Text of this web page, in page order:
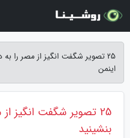
25 تصویر شگفت انگیز از مصر را
اینمن
25 تصویر شگفت انگیز
بنشینید